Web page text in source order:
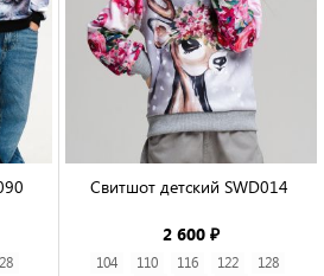
Свитшот детский SWD014
2 600 ₽
104 110 116 122
128